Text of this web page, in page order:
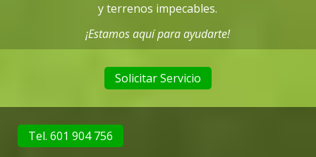
y terrenos impecables.
¡Estamos aquí para ayudarte!
Solicitar Servicio
Tel. 601 904 756